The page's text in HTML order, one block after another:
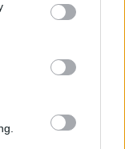
You may click to
party tags to
in below Google